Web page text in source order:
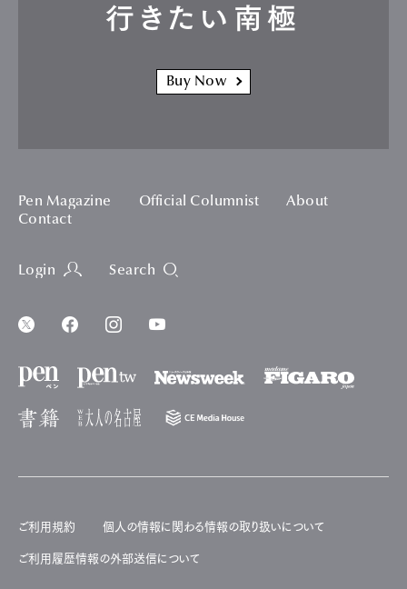
行きたい南極
Buy Now
Pen Magazine Official Columnist
About
Contact
Login Search
ご利用規約 個人の情報に関わる情報の取り扱いについて
ご利用履歴情報の外部送信について